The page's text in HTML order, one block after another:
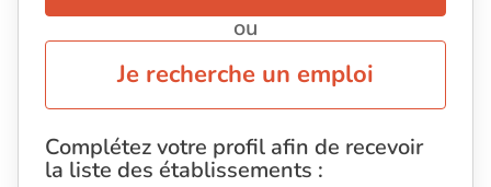
ou
Je recherche un emploi
Complétez votre profil afin de recevoir
la liste des établissements :